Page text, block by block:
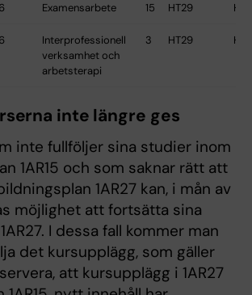
6 Examensarbete 15 HT29
6
Interprofessionell
verksamhet och
arbetsterapi
3 HT29
inte längre ges
inte fullföljer sina studier inom
1AR15 och som saknar rätt att
1AR27 kan, i mån av
möjlighet att fortsätta sina
I dessa fall kommer man
det kursupplägg, som gäller
att kursupplägg i 1AR27